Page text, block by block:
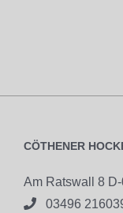
CÖTHENER
Am Ratswall 8
 03496